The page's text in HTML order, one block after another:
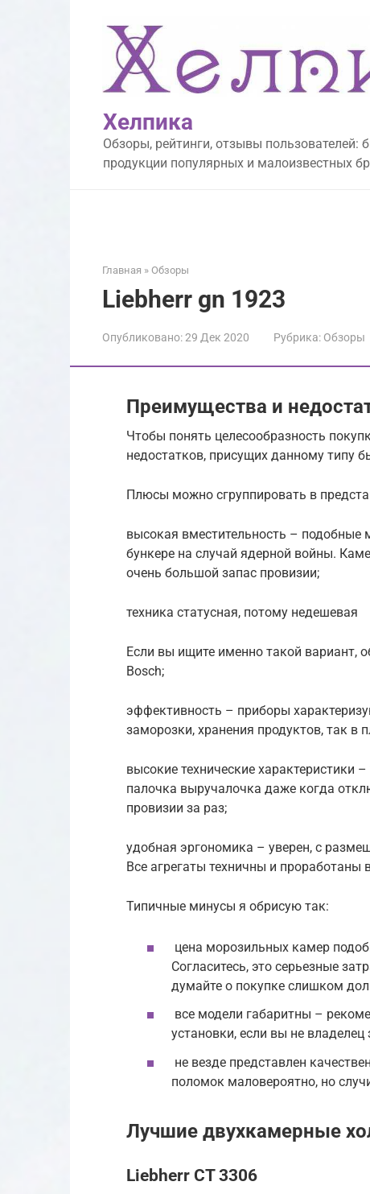
Хелпика
Обзоры, рейтинги, отзывы пользователей:
продукции популярных и малоизвестных
Главная » Обзоры
Liebherr gn 1923
Опубликовано:29 Дек 2020 Рубрика: Обзоры
Преимущества и
Чтобы понять целесообразность
недостатков, присущих данному типу
Плюсы можно сгруппировать в
высокая вместительность –
бункере на случай ядерной войны.
очень большой запас провизии;
техника статусная, потому недешевая
Если вы ищите именно такой вариант,
Bosch;
эффективность – приборы
заморозки, хранения продуктов, так в
высокие технические характеристики
палочка выручалочка даже когда
провизии за раз;
удобная эргономика – уверен, с
Все агрегаты техничны и проработаны
Типичные минусы я обрисую так:
цена морозильных камер
Согласитесь, это серьезные
думайте о покупке слишком
все модели габаритны –
установки, если вы не
не везде представлен
поломок маловероятно, но
Лучшие двухкамерные
Liebherr CT 3306